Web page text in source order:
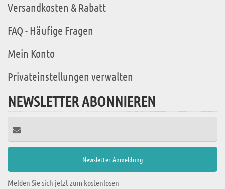
Versandkosten & Rabatt
FAQ - Häufige Fragen
Mein Konto
Privateinstellungen verwalten
NEWSLETTER ABONNIEREN
Melden Sie sich jetzt zum kostenlosen